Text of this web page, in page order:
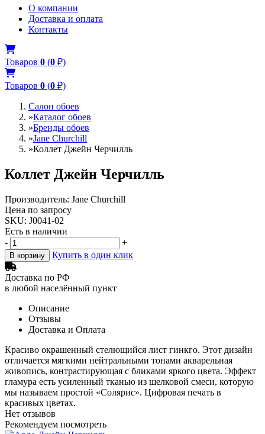
О компании
Доставка и оплата
Контакты
Товаров 0 (0 ₽)
Товаров 0 (0 ₽)
Салон обоев
»Каталог обоев
»Бренды обоев
»Jane Churchill
»Коллет Джейн Черчилль
Коллет Джейн Черчилль
Производитель: Jane Churchill
Цена по запросу
SKU: J0041-02
Есть в наличии
-
+
В корзину Купить в один клик
Доставка по РФ
в любой населённый пункт
Описание
Отзывы
Доставка и Оплата
Красиво окрашенный стелющийся лист гинкго. Этот дизайн
отличается мягкими нейтральными тонами акварельная
живопись, контрастирующая с бликами яркого цвета. Эффект
гламура есть усиленный тканью из шелковой смеси, которую
мы называем простой «Солярис». Цифровая печать в
красивых цветах.
Нет отзывов
Рекомендуем посмотреть